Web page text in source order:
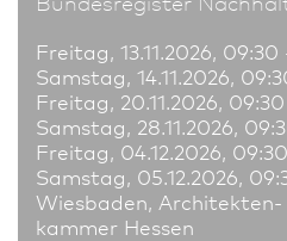
Freitag, 13.11.2026,
Samstag, 14.11.2026,
Freitag, 20.11.2026,
Samstag, 28.11.2026,
Freitag, 04.12.2026,
Samstag, 05.12.2026,
Wies­ba­den,
kammer Hessen